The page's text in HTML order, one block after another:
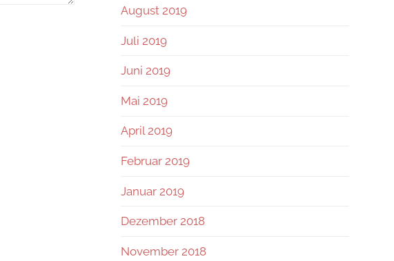
August 2019
Juli 2019
Juni 2019
Mai 2019
April 2019
Februar 2019
Januar 2019
Dezember 2018
November 2018